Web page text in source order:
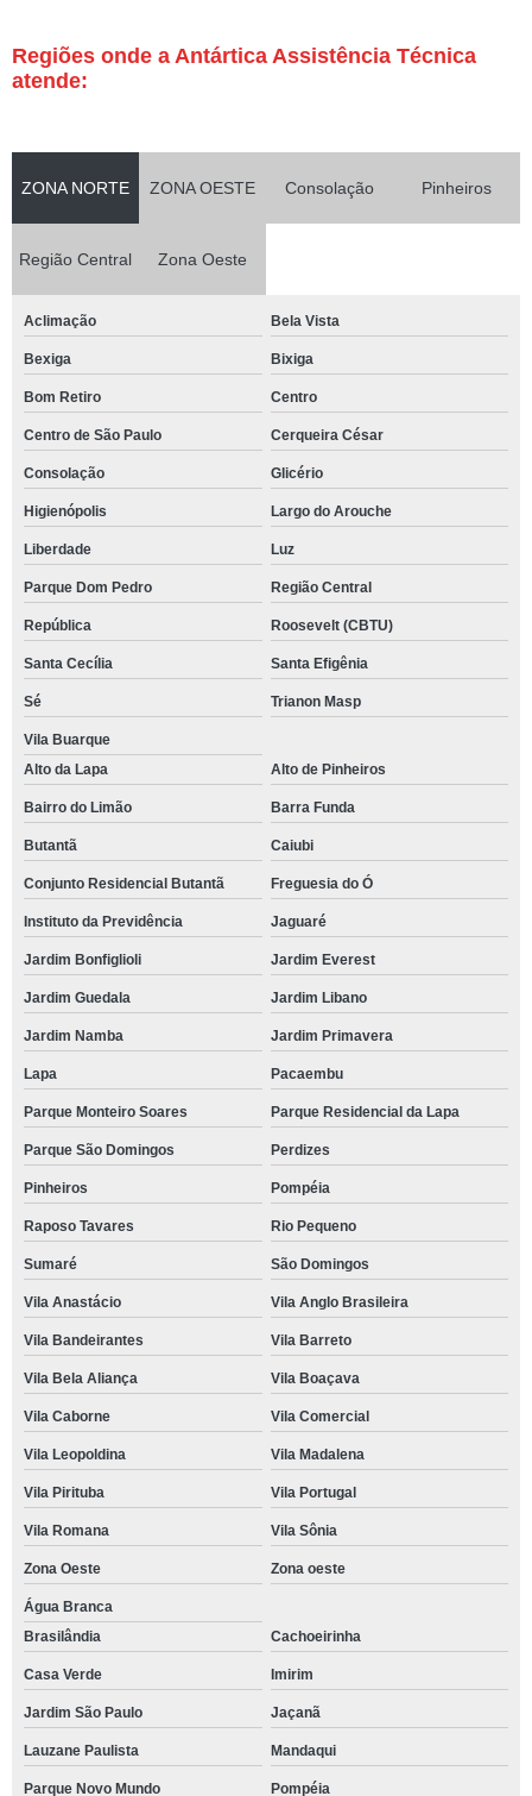
Regiões onde a Antártica Assistência Técnica
atende:
ZONA NORTE ZONA OESTE Consolação Pinheiros
Região Central Zona Oeste
Aclimação Bela Vista
Bexiga Bixiga
Bom Retiro Centro
Centro de São Paulo Cerqueira César
Consolação Glicério
Higienópolis Largo do Arouche
Liberdade Luz
Parque Dom Pedro Região Central
República Roosevelt (CBTU)
Santa Cecília Santa Efigênia
Sé Trianon Masp
Vila Buarque
Alto da Lapa
Alto de Pinheiros
Bairro do Limão Barra Funda
Butantã Caiubi
Conjunto Residencial Butantã Freguesia do Ó
Instituto da Previdência Jaguaré
Jardim Bonfiglioli Jardim Everest
Jardim Guedala Jardim Libano
Jardim Namba Jardim Primavera
Lapa Pacaembu
Parque Monteiro Soares Parque Residencial da Lapa
Parque São Domingos Perdizes
Pinheiros Pompéia
Raposo Tavares Rio Pequeno
Sumaré São Domingos
Vila Anastácio Vila Anglo Brasileira
Vila Bandeirantes Vila Barreto
Vila Bela Aliança Vila Boaçava
Vila Caborne Vila Comercial
Vila Leopoldina Vila Madalena
Vila Pirituba Vila Portugal
Vila Romana Vila Sônia
Zona Oeste Zona oeste
Água Branca
Brasilândia
Cachoeirinha
Casa Verde Imirim
Jardim São Paulo Jaçanã
Lauzane Paulista Mandaqui
Parque Novo Mundo Pompéia